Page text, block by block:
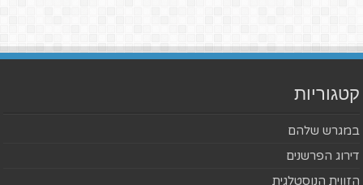
קטגוריות
במגרש שלהם
דירוג הפרשנים
הזווית הנוסטלגית